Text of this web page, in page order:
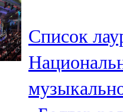
Олы Әтнә
71,42 FM
Сарман
Список